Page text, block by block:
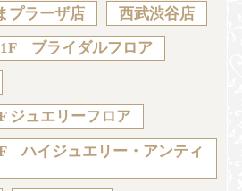
プラーザ店 西武渋谷店
ブライダルフロア
ジュエリーフロア
ハイジュエリー・アンティ